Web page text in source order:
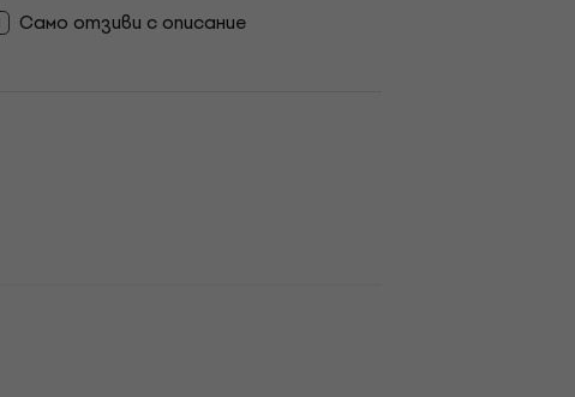
Само отзиви с описание